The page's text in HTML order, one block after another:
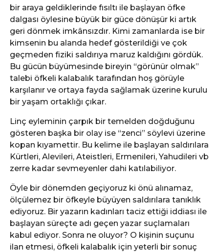
bir araya geldiklerinde fısıltı ile başlayan öfke
dalgası öylesine büyük bir güce dönüşür ki artık
geri dönmek imkânsızdır. Kimi zamanlarda ise bir
kimsenin bu alanda hedef gösterildiği ve çok
geçmeden fiziki saldırıya maruz kaldığını gördük.
Bu gücün büyümesinde bireyin “görünür olmak”
talebi öfkeli kalabalık tarafından hoş görüyle
karşılanır ve ortaya fayda sağlamak üzerine kurulu
bir yaşam ortaklığı çıkar.
Linç eyleminin çarpık bir temelden doğduğunu
gösteren başka bir olay ise “zenci” söylevi üzerine
kopan kıyamettir. Bu kelime ile başlayan saldırılara
Kürtleri, Alevileri, Ateistleri, Ermenileri, Yahudileri vb
zerre kadar sevmeyenler dahi katılabiliyor.
Öyle bir dönemden geçiyoruz ki önü alınamaz,
ölçülemez bir öfkeyle büyüyen saldırılara tanıklık
ediyoruz. Bir yazarın kadınları taciz ettiği iddiası ile
başlayan süreçte adı geçen yazar suçlamaları
kabul ediyor. Sonra ne oluyor? O kişinin suçunu
ilan etmesi, öfkeli kalabalık için yeterli bir sonuç